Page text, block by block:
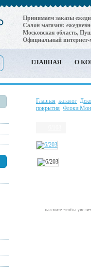
Принимаем заказы
Салон магазин:
Московская область,
Официальный интернет-
ГЛАВНАЯ О
Главная каталог
покрытия Флоки
нажмите чтобы